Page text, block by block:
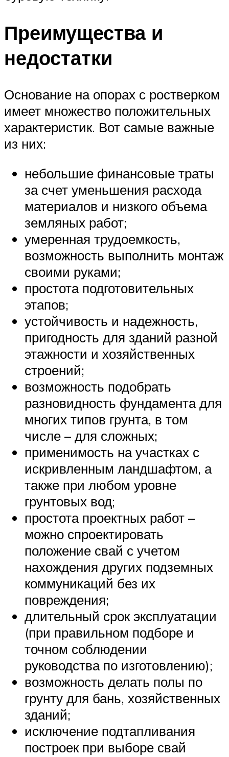
Преимущества и
недостатки
Основание на опорах с ростверком
имеет множество положительных
характеристик. Вот самые важные
из них:
небольшие финансовые траты
за счет уменьшения расхода
материалов и низкого объема
земляных работ;
умеренная трудоемкость,
возможность выполнить монтаж
своими руками;
простота подготовительных
этапов;
устойчивость и надежность,
пригодность для зданий разной
этажности и хозяйственных
строений;
возможность подобрать
разновидность фундамента для
многих типов грунта, в том
числе – для сложных;
применимость на участках с
искривленным ландшафтом, а
также при любом уровне
грунтовых вод;
простота проектных работ –
можно спроектировать
положение свай с учетом
нахождения других подземных
коммуникаций без их
повреждения;
длительный срок эксплуатации
(при правильном подборе и
точном соблюдении
руководства по изготовлению);
возможность делать полы по
грунту для бань, хозяйственных
зданий;
исключение подтапливания
построек при выборе свай